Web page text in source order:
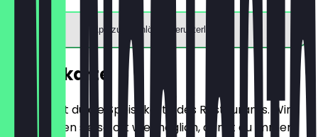
App zum Einlösen herunterladen
Speisekarte
Hier findest du die Speisekarte des Restaurants. Wir
aktualisieren sie so oft wie möglich, damit du immer